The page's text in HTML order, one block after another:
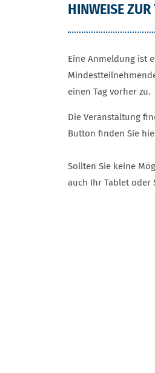
HINWEISE
Eine Anmeldung ist
einen Tag vorher zu.
Die Veranstaltung
Button finden Sie
Sollten Sie keine
auch Ihr Tablet oder